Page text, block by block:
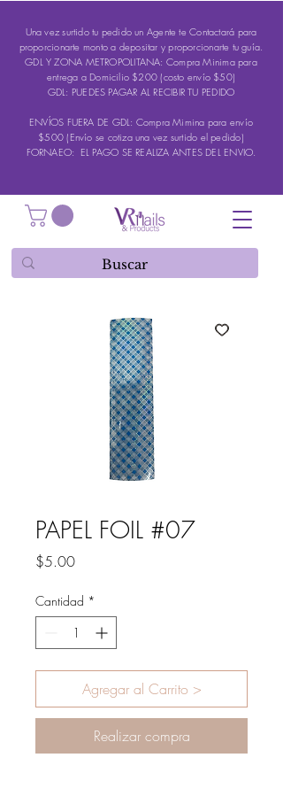
Una vez surtido tu pedido un Agente te Contactará para
proporcionarte monto a depositar y proporcionarte tu guía.
GDL Y ZONA METROPOLITANA: Compra Minima para
entrega a Domicilio $200 (costo envío $50)
GDL: PUEDES PAGAR AL RECIBIR TU PEDIDO
ENVÍOS FUERA DE GDL: Compra Mimina para envío
$500 (Envío se cotiza una vez surtido el pedido)
FORNAEO: EL PAGO SE REALIZA ANTES DEL ENVIO.
PAPEL FOIL #07
$5.00Precio
Cantidad *
Agregar al Carrito >
Realizar compra